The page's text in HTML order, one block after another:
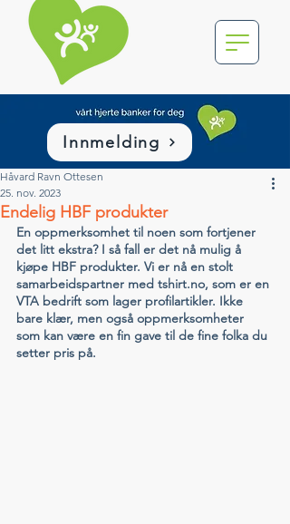
Innmelding
Endelig HBF produkter
Håvard Ravn Ottesen
25. nov. 2023
En oppmerksomhet til noen som fortjener
det litt ekstra? I så fall er det nå mulig å
kjøpe HBF produkter. Vi er nå en stolt
samarbeidspartner med tshirt.no, som er en
VTA bedrift som lager profilartikler. Ikke
bare klær, men også oppmerksomheter
som kan være en fin gave til de fine folka du
setter pris på.